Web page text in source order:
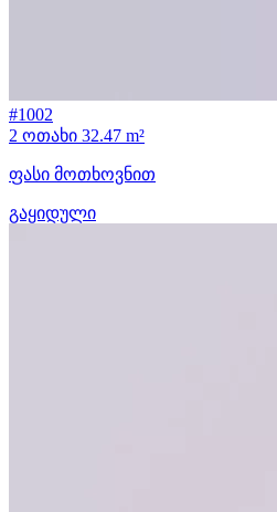
#1002
2 ოთახი 32.47 m²
ფასი მოთხოვნით
გაყიდული